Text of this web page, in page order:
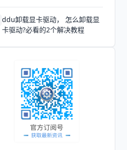
ddu卸载显卡驱动， 怎么卸载显
卡驱动?必看的2个解决教程